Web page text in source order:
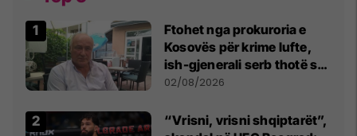
Ftohet nga prokuroria e
Kosovës për krime lufte,
ish-gjenerali serb thotë se
dikush e tradhtoi në
02/08/2026
“Vrisni, vrisni shqiptarët”,